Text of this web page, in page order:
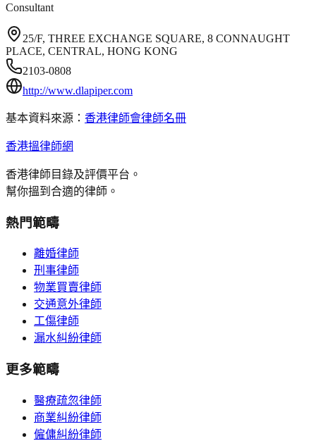
Consultant
25/F, THREE EXCHANGE SQUARE, 8 CONNAUGHT
PLACE, CENTRAL, HONG KONG
2103-0808
http://www.dlapiper.com
基本資料來源： 香港律師會律師名冊
香港搵律師網
香港律師目錄及評價平台。
幫你搵到合適的律師。
熱門範疇
離婚律師
刑事律師
物業買賣律師
交通意外律師
工傷律師
漏水糾紛律師
更多範疇
醫療疏忽律師
商業糾紛律師
僱傭糾紛律師